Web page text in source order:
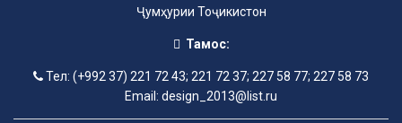
Ҷумҳурии Тоҷикистон
Тамос:
Тел: (+992 37) 221 72 43; 221 72 37; 227 58 77; 227 58 73
Email: design_2013@list.ru